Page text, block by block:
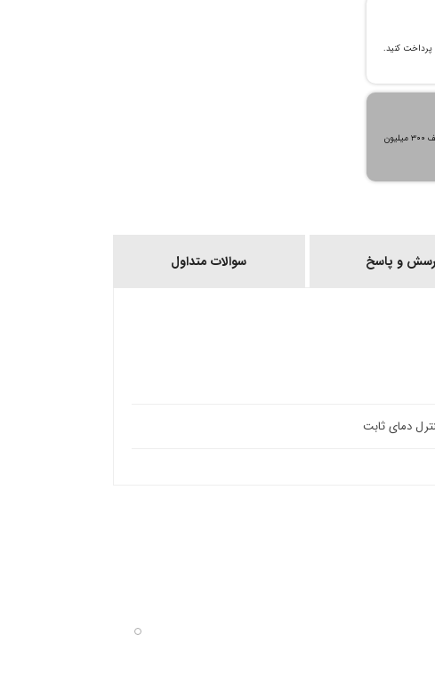
با خرید چکی از «انتخاب من»، می‌توانید تا سقف ۳۰۰ میلیون
و پاسخ سوالات متداول